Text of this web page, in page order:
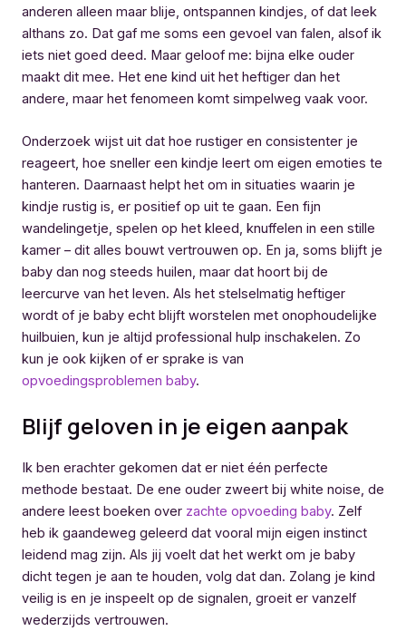
anderen alleen maar blije, ontspannen kindjes, of dat leek
althans zo. Dat gaf me soms een gevoel van falen, alsof ik
iets niet goed deed. Maar geloof me: bijna elke ouder
maakt dit mee. Het ene kind uit het heftiger dan het
andere, maar het fenomeen komt simpelweg vaak voor.
Onderzoek wijst uit dat hoe rustiger en consistenter je
reageert, hoe sneller een kindje leert om eigen emoties te
hanteren. Daarnaast helpt het om in situaties waarin je
kindje rustig is, er positief op uit te gaan. Een fijn
wandelingetje, spelen op het kleed, knuffelen in een stille
kamer – dit alles bouwt vertrouwen op. En ja, soms blijft je
baby dan nog steeds huilen, maar dat hoort bij de
leercurve van het leven. Als het stelselmatig heftiger
wordt of je baby echt blijft worstelen met onophoudelijke
huilbuien, kun je altijd professional hulp inschakelen. Zo
kun je ook kijken of er sprake is van
opvoedingsproblemen baby.
Blijf geloven in je eigen aanpak
Ik ben erachter gekomen dat er niet één perfecte
methode bestaat. De ene ouder zweert bij white noise, de
andere leest boeken over zachte opvoeding baby. Zelf
heb ik gaandeweg geleerd dat vooral mijn eigen instinct
leidend mag zijn. Als jij voelt dat het werkt om je baby
dicht tegen je aan te houden, volg dat dan. Zolang je kind
veilig is en je inspeelt op de signalen, groeit er vanzelf
wederzijds vertrouwen.